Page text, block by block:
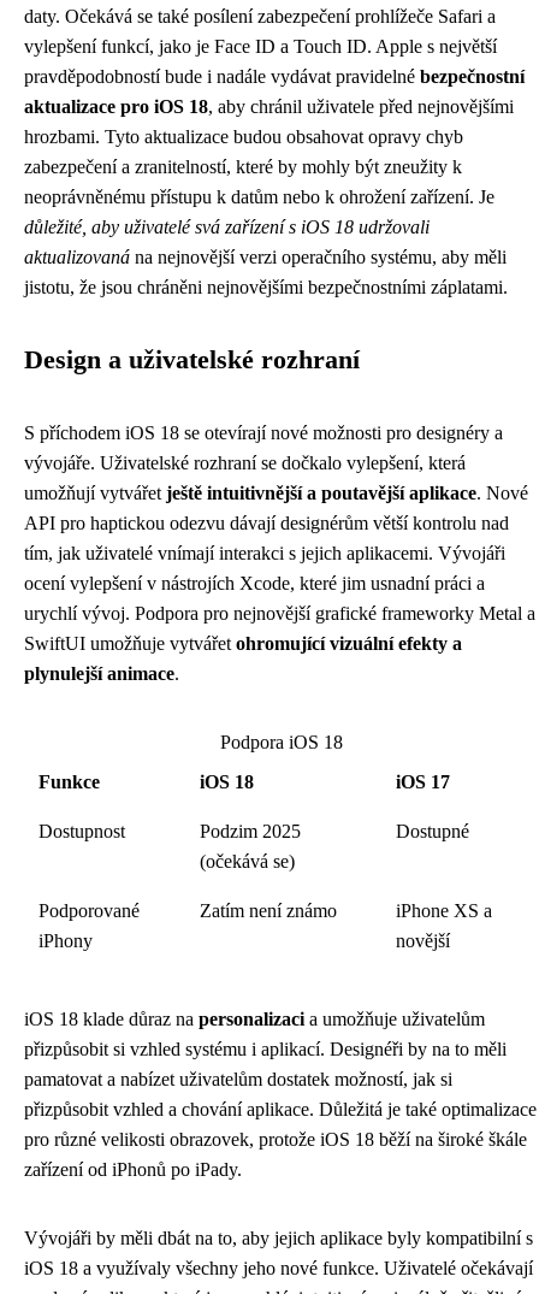
daty. Očekává se také posílení zabezpečení prohlížeče Safari a
vylepšení funkcí, jako je Face ID a Touch ID. Apple s největší
pravděpodobností bude i nadále vydávat pravidelné bezpečnostní
aktualizace pro iOS 18, aby chránil uživatele před nejnovějšími
hrozbami. Tyto aktualizace budou obsahovat opravy chyb
zabezpečení a zranitelností, které by mohly být zneužity k
neoprávněnému přístupu k datům nebo k ohrožení zařízení. Je
důležité, aby uživatelé svá zařízení s iOS 18 udržovali
aktualizovaná na nejnovější verzi operačního systému, aby měli
jistotu, že jsou chráněni nejnovějšími bezpečnostními záplatami.
Design a uživatelské rozhraní
S příchodem iOS 18 se otevírají nové možnosti pro designéry a
vývojáře. Uživatelské rozhraní se dočkalo vylepšení, která
umožňují vytvářet ještě intuitivnější a poutavější aplikace. Nové
API pro haptickou odezvu dávají designérům větší kontrolu nad
tím, jak uživatelé vnímají interakci s jejich aplikacemi. Vývojáři
ocení vylepšení v nástrojích Xcode, které jim usnadní práci a
urychlí vývoj. Podpora pro nejnovější grafické frameworky Metal a
SwiftUI umožňuje vytvářet ohromující vizuální efekty a
plynulejší animace.
Podpora iOS 18
Funkce
iOS 18 iOS 17
Dostupnost
Podzim 2025
(očekává se)
Dostupné
Podporované
iPhony
Zatím není známo
iPhone XS a
novější
iOS 18 klade důraz na personalizaci a umožňuje uživatelům
přizpůsobit si vzhled systému i aplikací. Designéři by na to měli
pamatovat a nabízet uživatelům dostatek možností, jak si
přizpůsobit vzhled a chování aplikace. Důležitá je také optimalizace
pro různé velikosti obrazovek, protože iOS 18 běží na široké škále
zařízení od iPhonů po iPady.
Vývojáři by měli dbát na to, aby jejich aplikace byly kompatibilní s
iOS 18 a využívaly všechny jeho nové funkce. Uživatelé očekávají